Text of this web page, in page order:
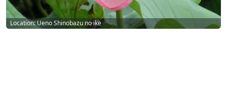
Location: Ueno Shinobazu no ike